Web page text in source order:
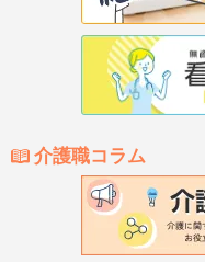
介護職コラム